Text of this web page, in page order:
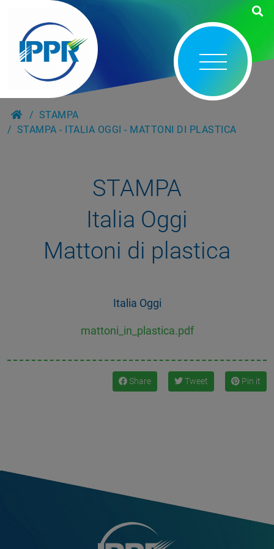
STAMPA
STAMPA - ITALIA OGGI - MATTONI DI PLASTICA
STAMPA
Italia Oggi
Mattoni di plastica
Italia Oggi
mattoni_in_plastica.pdf
Share Tweet Pin it